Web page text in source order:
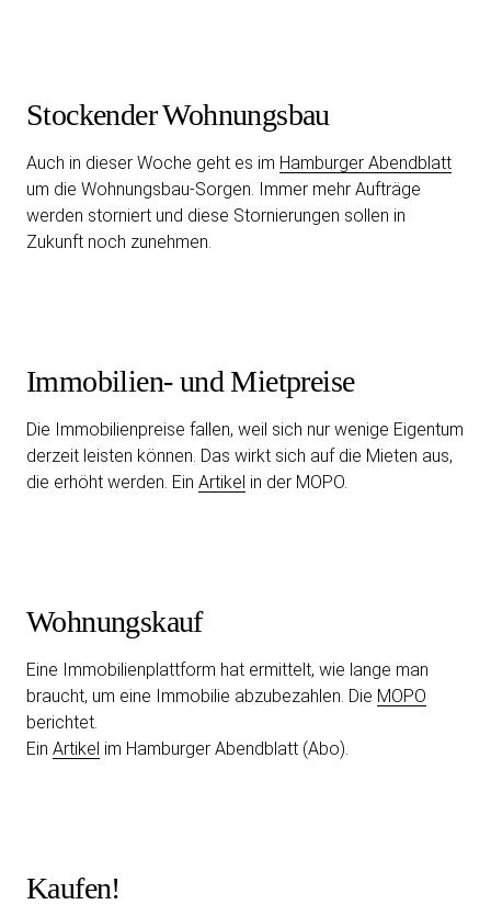
Stockender Wohnungsbau
Auch in dieser Woche geht es im Hamburger Abendblatt
um die Wohnungsbau-Sorgen. Immer mehr Aufträge
werden storniert und diese Stornierungen sollen in
Zukunft noch zunehmen.
Immobilien- und Mietpreise
Die Immobilienpreise fallen, weil sich nur wenige Eigentum
derzeit leisten können. Das wirkt sich auf die Mieten aus,
die erhöht werden. Ein Artikel in der MOPO.
Wohnungskauf
Eine Immobilienplattform hat ermittelt, wie lange man
braucht, um eine Immobilie abzubezahlen. Die MOPO
berichtet.
Ein Artikel im Hamburger Abendblatt (Abo).
Kaufen!